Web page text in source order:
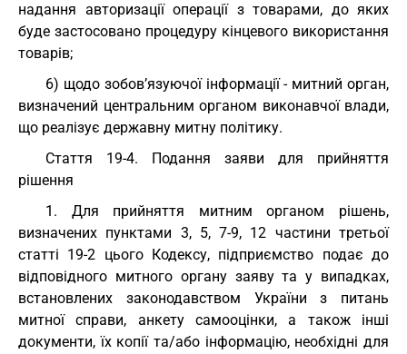
надання авторизації операції з товарами, до яких
буде застосовано процедуру кінцевого використання
товарів;
6) щодо зобов’язуючої інформації - митний орган,
визначений центральним органом виконавчої влади,
що реалізує державну митну політику.
Cтаття 19-4. Подання заяви для прийняття
рішення
1. Для прийняття митним органом рішень,
визначених пунктами 3, 5, 7-9, 12 частини третьої
статті 19-2 цього Кодексу, підприємство подає до
відповідного митного органу заяву та у випадках,
встановлених законодавством України з питань
митної справи, анкету самооцінки, а також інші
документи, їх копії та/або інформацію, необхідні для